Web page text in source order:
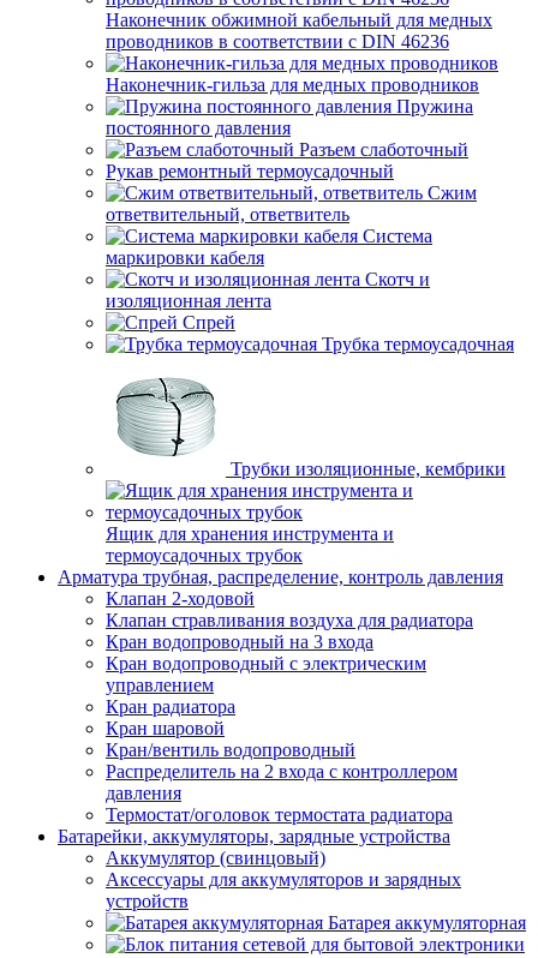
Наконечник обжимной кабельный для медных
проводников в соответствии с DIN 46236
Наконечник-гильза для медных проводников
Пружина
постоянного давления
Разъем слаботочный
Рукав ремонтный термоусадочный
Сжим
ответвительный, ответвитель
Система
маркировки кабеля
Скотч и
изоляционная лента
Спрей
Трубка термоусадочная
Трубки изоляционные, кембрики
Ящик для хранения инструмента и
термоусадочных трубок
Арматура трубная, распределение, контроль давления
Клапан 2-ходовой
Клапан стравливания воздуха для радиатора
Кран водопроводный на 3 входа
Кран водопроводный с электрическим
управлением
Кран радиатора
Кран шаровой
Кран/вентиль водопроводный
Распределитель на 2 входа с контроллером
давления
Термостат/оголовок термостата радиатора
Батарейки, аккумуляторы, зарядные устройства
Аккумулятор (свинцовый)
Аксессуары для аккумуляторов и зарядных
устройств
Батарея аккумуляторная